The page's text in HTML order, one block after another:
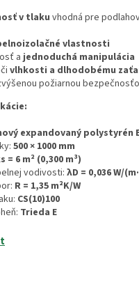
v tlakuvhodná pre
vlastnosti
ajednoduchá manipulácia
vlhkosti a dlhodobému
požiarnou
expandovaný polystyrén
500 × 1000 mm
= 6 m² (0,300 m³)
vodivosti: λD = 0,036 W/
R = 1,35 m²K/W
CS(10)100
Trieda E